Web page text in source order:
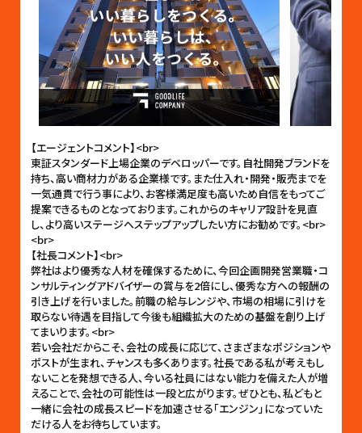
【エージェントコメント】<br>
東証スタンダード上場企業のデベロッパーです。自社開発ブランドを
持ち、高い商材力がある企業様です。また仕入れ・開発・販売までを
一気通貫で行う事により、お客様満足度も高いため自信をもってご
提案できるものとなっております。これからのキャリア設計を見直
し、より高いステージへステップアップしたい方にお勧めです。<br>
<br>
【社長コメント】<br>
弊社はより優秀な人材を確保するために、今回企画開発営業職・コ
ンサルティングアドバイザーの賞与を2倍にし、優秀な方への報酬の
引き上げを行いました。前職の給与レンジや、市場の相場に引けを
取らない待遇を目指して今後も組織拡大のための基盤を創り上げ
てまいります。<br>
若い会社だからこそ、会社の成長に応じて、さまざまなポジションや
ポストが生まれ、チャンスも多くあります。社長である私が考えもし
ないことを発想できる人、今いる社員にはない能力を備えた人が増
えることで、会社の可能性は一段と広がります。ぜひとも、私どもと
一緒に会社の成長スピードを加速させる「エンジン」になっていた
だける人をお待ちしています。